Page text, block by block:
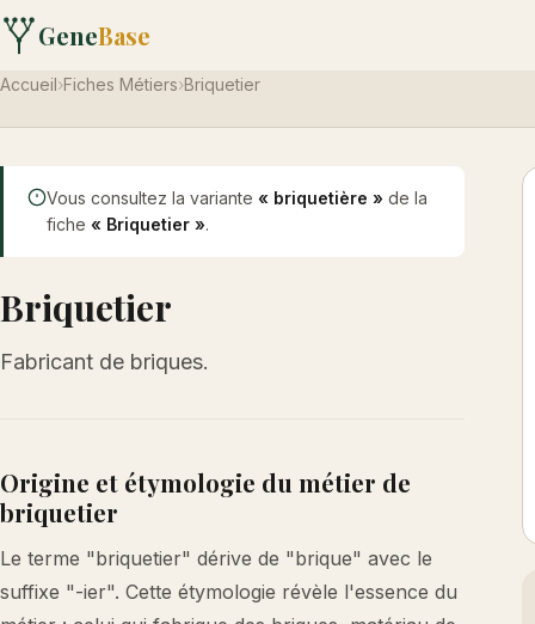
GeneBase
Accueil›Fiches Métiers›Briquetier
Vous consultez la variante « briquetière » de la
fiche « Briquetier ».
Briquetier
Fabricant de briques.
Origine et étymologie du métier de
briquetier
Le terme "briquetier" dérive de "brique" avec le
suffixe "-ier". Cette étymologie révèle l'essence du